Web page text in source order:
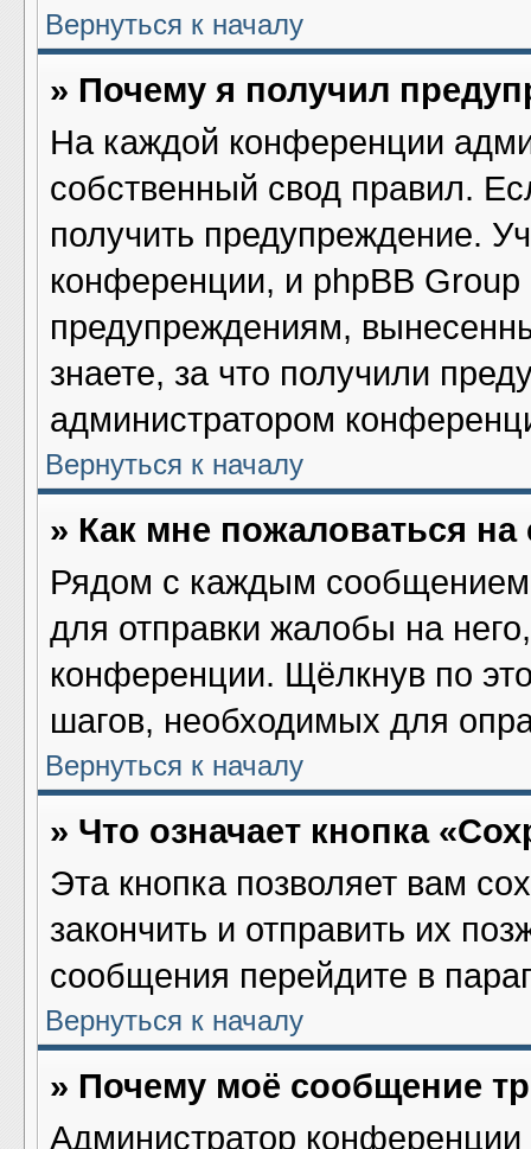
Вернуться к началу
» Почему я получил
На каждой конференции
собственный свод правил.
получить предупреждение.
конференции, и phpBB Group
предупреждениям,
знаете, за что получили
администратором
Вернуться к началу
» Как мне пожаловаться
Рядом с каждым сообщением
для отправки жалобы на
конференции. Щёлкнув по
шагов, необходимых для
Вернуться к началу
» Что означает кнопка
Эта кнопка позволяет вам
закончить и отправить их
сообщения перейдите в
Вернуться к началу
» Почему моё сообщение
Администратор